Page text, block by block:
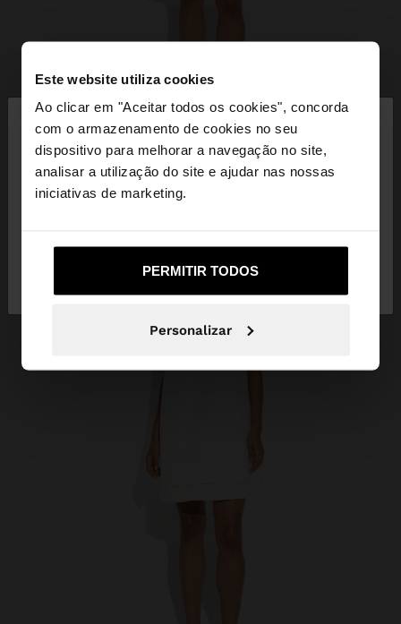
Este website utiliza cookies
Ao clicar em "Aceitar todos os cookies", concorda
com o armazenamento de cookies no seu
dispositivo para melhorar a navegação no site,
analisar a utilização do site e ajudar nas nossas
iniciativas de marketing.
PERMITIR TODOS
Personalizar
Está a aceder ao site a partir de Portugal. Deseja
navegar no nosso site United States?